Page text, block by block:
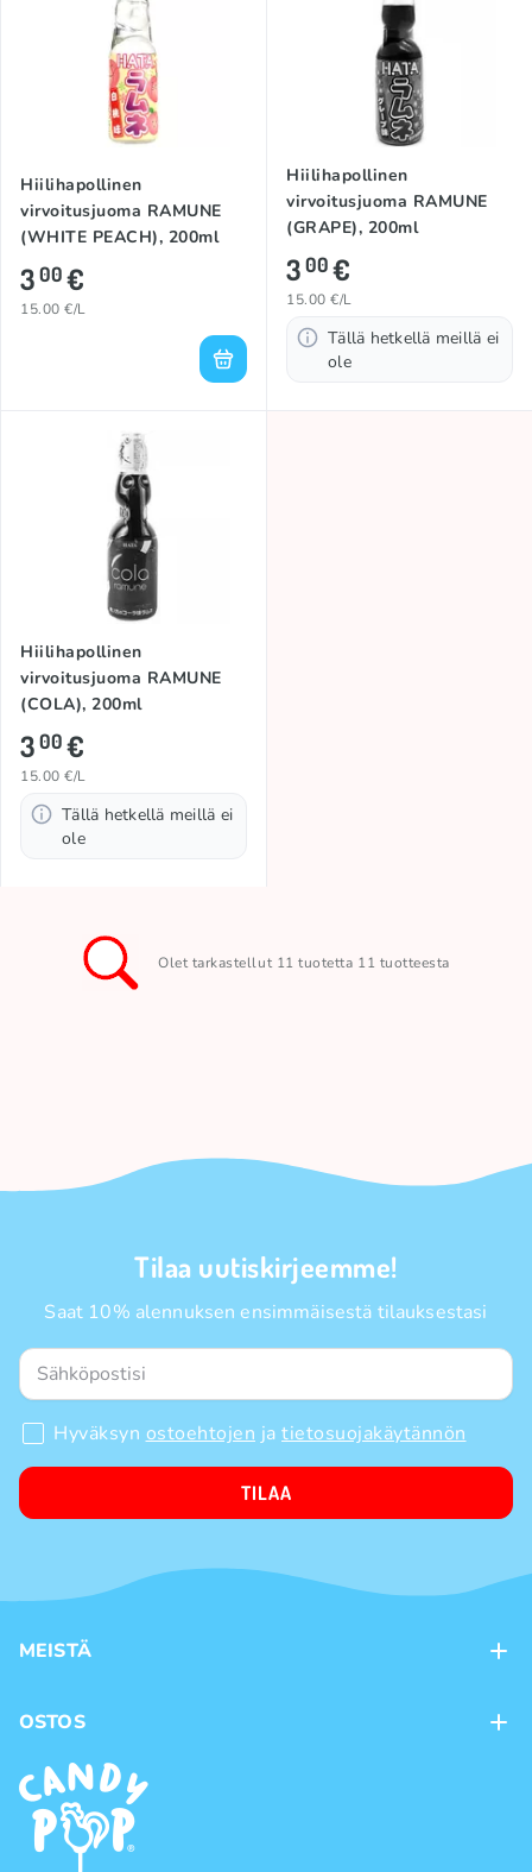
Hiilihapollinen
virvoitusjuoma RAMUNE
(WHITE PEACH), 200ml
300€
15.00 €/L
Hiilihapollinen
virvoitusjuoma RAMUNE
(GRAPE), 200ml
300€
15.00 €/L
Tällä hetkellä meillä ei
ole
Hiilihapollinen
virvoitusjuoma RAMUNE
(COLA), 200ml
300€
15.00 €/L
Tällä hetkellä meillä ei
ole
Olet tarkastellut 11 tuotetta 11 tuotteesta
Tilaa uutiskirjeemme!
Saat 10% alennuksen ensimmäisestä tilauksestasi
Hyväksyn ostoehtojen ja tietosuojakäytännön
TILAA
MEISTÄ
Kanta-asiakasohjelma
Tuotemerkit
OSTOS
Maksutavat
Toimitustavat
Käyttöehdot